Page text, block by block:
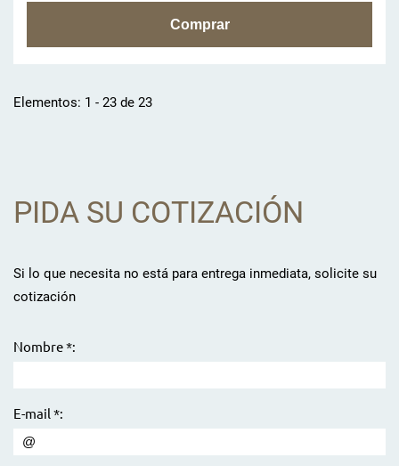
Elementos: 1 - 23 de 23
PIDA SU COTIZACIÓN
Si lo que necesita no está para entrega inmediata, solicite su
cotización
Nombre *:
E-mail *: